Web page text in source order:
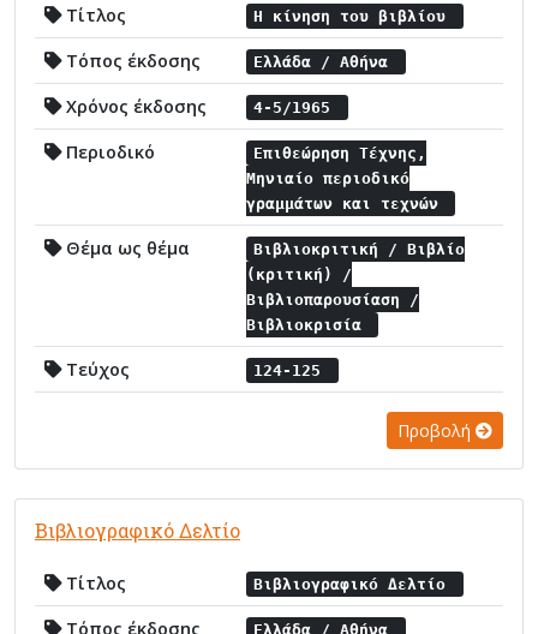
Τίτλος Η κίνηση του βιβλίου
Τόπος έκδοσης Ελλάδα / Αθήνα
Χρόνος έκδοσης 4-5/1965
Περιοδικό
Επιθεώρηση Τέχνης,
Μηνιαίο περιοδικό
γραμμάτων και τεχνών
Θέμα ως θέμα
Βιβλιοκριτική / Βιβλίο
(κριτική) /
Βιβλιοπαρουσίαση /
Βιβλιοκρισία
Τεύχος 124-125
Προβολή
Βιβλιογραφικό Δελτίο
Τίτλος Βιβλιογραφικό Δελτίο
Τόπος έκδοσης Ελλάδα / Αθήνα